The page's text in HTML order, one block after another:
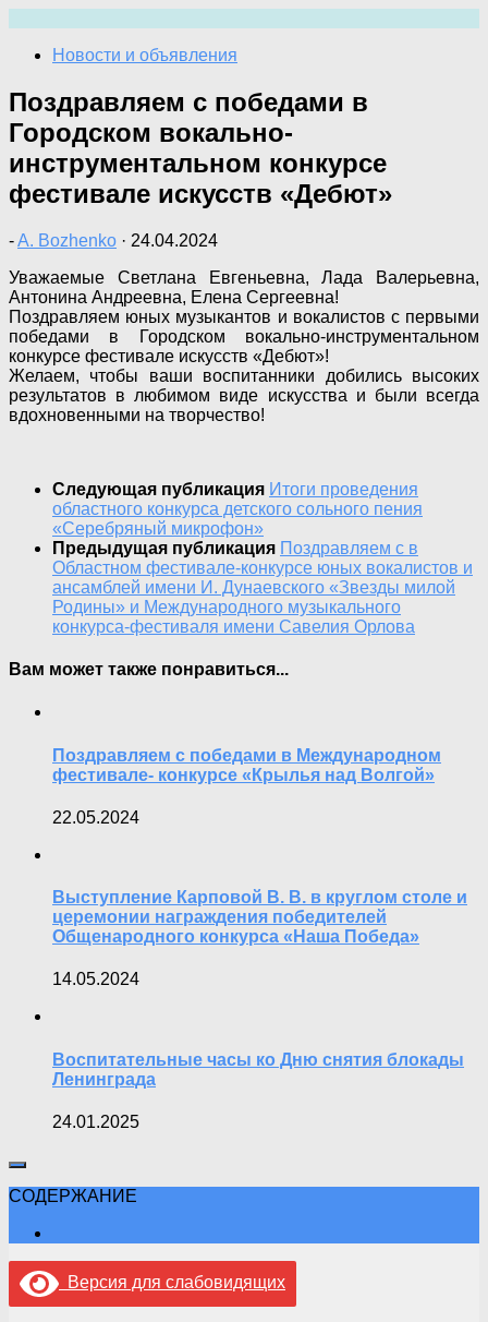
содержимому
Новости и объявления
Поздравляем с победами в
Городском вокально-
инструментальном конкурсе
фестивале искусств «Дебют»
-A. Bozhenko · 24.04.2024
Уважаемые Светлана Евгеньевна, Лада Валерьевна,
Антонина Андреевна, Елена Сергеевна!
Поздравляем юных музыкантов и вокалистов с первыми
победами в Городском вокально-инструментальном
конкурсе фестивале искусств «Дебют»!
Желаем, чтобы ваши воспитанники добились высоких
результатов в любимом виде искусства и были всегда
вдохновенными на творчество!
Следующая публикация Итоги проведения
областного конкурса детского сольного пения
«Серебряный микрофон»
Предыдущая публикация Поздравляем с в
Областном фестивале-конкурсе юных вокалистов и
ансамблей имени И. Дунаевского «Звезды милой
Родины» и Международного музыкального
конкурса-фестиваля имени Савелия Орлова
Вам может также понравиться...
Поздравляем с победами в Международном
фестивале- конкурсе «Крылья над Волгой»
22.05.2024
Выступление Карповой В. В. в круглом столе и
церемонии награждения победителей
Общенародного конкурса «Наша Победа»
14.05.2024
Воспитательные часы ко Дню снятия блокады
Ленинграда
24.01.2025
СОДЕРЖАНИЕ
Версия для слабовидящих